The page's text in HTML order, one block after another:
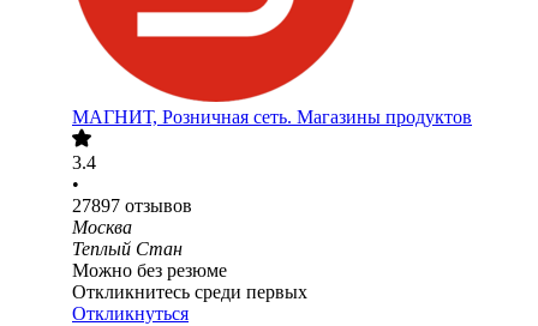
МАГНИТ, Розничная сеть. Магазины продуктов
3.4
•
27897 отзывов
Москва
Теплый Стан
Можно без резюме
Откликнитесь среди первых
Откликнуться